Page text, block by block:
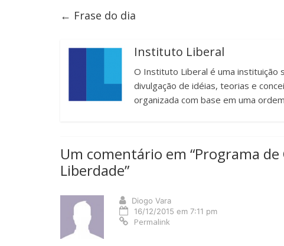
← Frase do dia
Instituto Liberal
O Instituto Liberal é uma instituição
divulgação de idéias, teorias e
organizada com base em uma
Um comentário em “Programa de
Liberdade”
Diogo Vara
16/12/2015 em 7:11 pm
Permalink